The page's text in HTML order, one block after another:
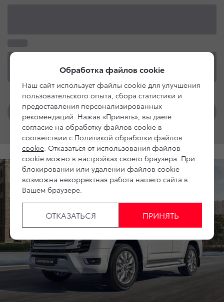
Обработка файлов cookie
Наш сайт использует файлы cookie для улучшения
пользовательского опыта, сбора статистики и
предоставления персонализированных
рекомендаций. Нажав «Принять», вы даете
согласие на обработку файлов cookie в
соответствии с Политикой обработки файлов
cookie . Отказаться от использования файлов
cookie можно в настройках своего браузера. При
блокировании или удалении файлов cookie
возможна некорректная работа нашего сайта в
Вашем браузере.
ОТКАЗАТЬСЯ ПРИНЯТЬ